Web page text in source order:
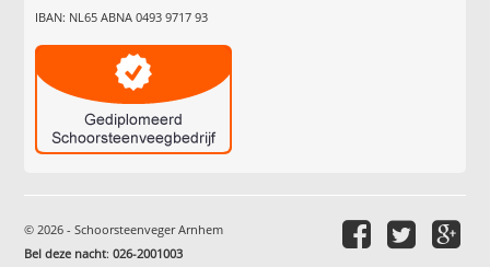
IBAN: NL65 ABNA 0493 9717 93
© 2026 - Schoorsteenveger Arnhem
Bel deze nacht:026-2001003